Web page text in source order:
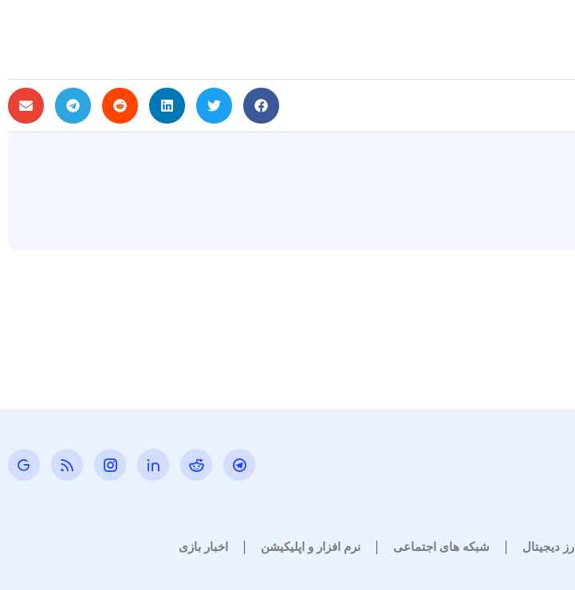
ارز دیجیتال شبکه های اجتماعی نرم افزار و اپلیکیشن اخبار بازی